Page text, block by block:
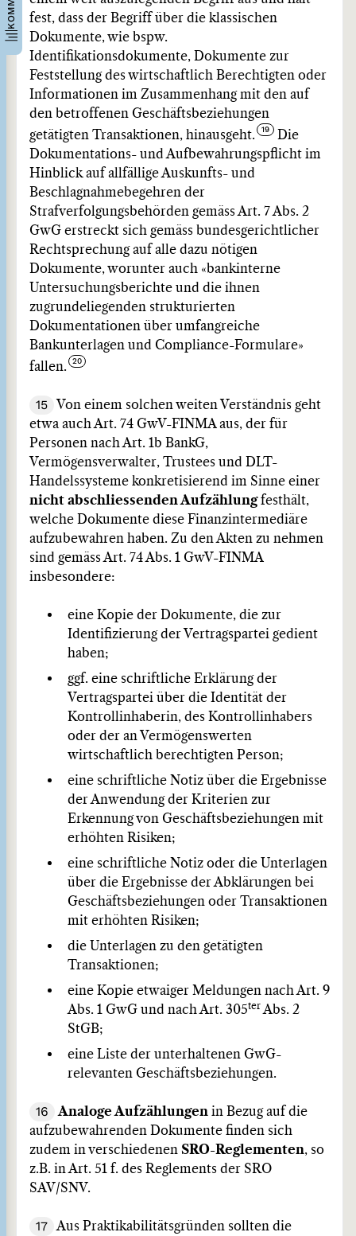
fest, dass der Begriff über die klassischen
Dokumente, wie bspw.
Identifikationsdokumente, Dokumente zur
Feststellung des wirtschaftlich Berechtigten oder
Informationen im Zusammenhang mit den auf
den betroffenen Geschäftsbeziehungen
getätigten Transaktionen, hinausgeht.
Die
Dokumentations- und Aufbewahrungspflicht im
Hinblick auf allfällige Auskunfts- und
Beschlagnahmebegehren der
Strafverfolgungsbehörden gemäss Art. 7 Abs. 2
GwG erstreckt sich gemäss bundesgerichtlicher
Rechtsprechung auf alle dazu nötigen
Dokumente, worunter auch «bankinterne
Untersuchungsberichte und die ihnen
zugrundeliegenden strukturierten
Dokumentationen über umfangreiche
Bankunterlagen und Compliance-Formulare»
fallen.
15
Von einem solchen weiten Verständnis geht
etwa auch Art. 74 GwV-FINMA aus, der für
Personen nach Art. 1b BankG,
Vermögensverwalter, Trustees und DLT-
Handelssysteme konkretisierend im Sinne einer
nicht abschliessenden Aufzählungfesthält,
welche Dokumente diese Finanzintermediäre
aufzubewahren haben. Zu den Akten zu nehmen
sind gemäss Art. 74 Abs. 1 GwV-FINMA
insbesondere:
eine Kopie der Dokumente, die zur
Identifizierung der Vertragspartei gedient
haben;
ggf. eine schriftliche Erklärung der
Vertragspartei über die Identität der
Kontrollinhaberin, des Kontrollinhabers
oder der an Vermögenswerten
wirtschaftlich berechtigten Person;
eine schriftliche Notiz über die Ergebnisse
der Anwendung der Kriterien zur
Erkennung von Geschäftsbeziehungen mit
erhöhten Risiken;
eine schriftliche Notiz oder die Unterlagen
über die Ergebnisse der Abklärungen bei
Geschäftsbeziehungen oder Transaktionen
mit erhöhten Risiken;
die Unterlagen zu den getätigten
Transaktionen;
eine Kopie etwaiger Meldungen nach Art. 9
Abs. 1 GwG und nach Art. 305ter Abs. 2
StGB;
eine Liste der unterhaltenen GwG-
relevanten Geschäftsbeziehungen.
16 Analoge Aufzählungen in Bezug auf die
aufzubewahrenden Dokumente finden sich
zudem in verschiedenen SRO-Reglementen, so
z.B. in Art. 51 f. des Reglements der SRO
SAV/SNV.
17
Aus Praktikabilitätsgründen sollten die